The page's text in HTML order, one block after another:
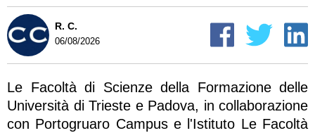
R. C.
06/08/2026
Le Facoltà di Scienze della Formazione delle
Università di Trieste e Padova, in collaborazione
con Portogruaro Campus e l'Istituto Le Facoltà